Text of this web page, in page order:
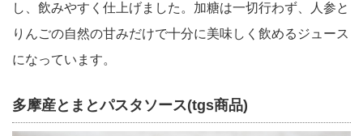
し、飲みやすく仕上げました。加糖は一切行わず、人参と
りんごの自然の甘みだけで十分に美味しく飲めるジュース
になっています。
多摩産とまとパスタソース(tgs商品)